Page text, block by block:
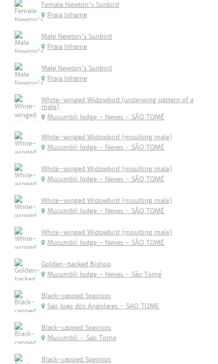
Female Newton's Sunbird
Praia Inhame
Male Newton's Sunbird
Praia Inhame
Male Newton's Sunbird
Praia Inhame
White-winged Widowbird (underwing pattern of a
male)
Mucumbli lodge - Neves - SÃO TOMÉ
White-winged Widowbird (moulting male)
Mucumbli lodge - Neves - SÃO TOMÉ
White-winged Widowbird (moulting male)
Mucumbli lodge - Neves - SÃO TOMÉ
White-winged Widowbird (moulting male)
Mucumbli lodge - Neves - SÃO TOMÉ
White-winged Widowbird (moulting male)
Mucumbli lodge - Neves - SÃO TOMÉ
Golden-backed Bishop
Mucumbli lodge - Neves - São Tomé
Black-capped Speirops
Sao Joao dos Angolares - SAO TOME
Black-capped Speirops
Mucumbli - Sao Tome
Black-capped Speirops